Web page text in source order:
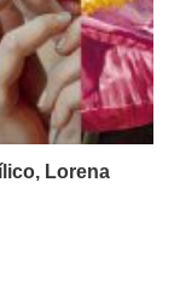
Lorena